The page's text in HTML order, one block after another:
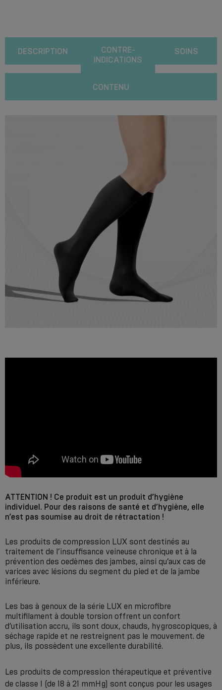
DESCRIPTION
CONTRE-
INDICATIONS
SOINS
CONTENU
ATTENTION ! Ce produit est un produit d’hygiène
individuel. Pour des raisons de santé et d’hygiène, elle
n’est pas soumise au droit de rétractation !
Les produits de compression LUX sont destinés au
traitement de l’insuffisance veineuse chronique et à la
prévention des oedèmes des jambes, ainsi qu’aux cas de
varices avec lésions du segment du pied et de la jambe
inférieure.
Les bas à genoux de la série LUX en microfibre
multifilament à double torsion offrent un confort
d’utilisation accru, ils sont doux, chauds, hygroscopiques, à
séchage rapide et ne restreignent pas le mouvement. de
plus, ils possèdent une excellente durabilité.
Les produits de compression thérapeutique et préventive
de classe I (de 18 à 21 mmHg) sont conçus pour les usages